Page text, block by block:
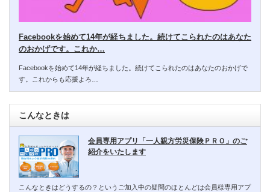
Facebookを始めて14年が経ちました。続けてこられたのはあなた
のおかげです。これか…
Facebookを始めて14年が経ちました。続けてこられたのはあなたのおかげで
す。これからも応援よろ…
こんなときは
会員専用アプリ「一人親方労災保険ＰＲＯ」のご
紹介をいたします
こんなときはどうするの？というご加入中の疑問のほとんどは会員様専用アプ